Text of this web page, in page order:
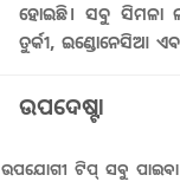
ହୋଇଛି। ସବୁ ସିମଳା
ତୁର୍କୀ, ଇଣ୍ଡୋନେସିଆ
ଉପଦେଷ୍ଟା
ଉପଯୋଗୀ ଟିପ୍ ସବୁ